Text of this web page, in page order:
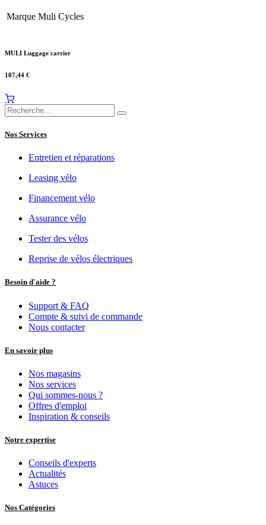
Marque Muli Cycles
MULI Luggage carrier
107,44 €
Nos Services
Entretien et réparations
Leasing vélo
Financement vélo
Assurance vélo
Tester des vélos
Reprise de vélos électriques
Besoin d'aide ?
Support & FAQ
Compte & suivi de commande
Nous contacter
En savoir plus
Nos magasins
Nos services
Qui sommes-nous ?
Offres d'emploi
Inspiration & conseils
Notre expertise
Conseils d'experts
Actualités
Astuces
Nos Catégories